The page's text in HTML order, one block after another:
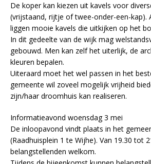
De koper kan kiezen uit kavels voor
(vrijstaand, rijtje of twee-onder-een-kap).
liggen mooie kavels die uitkijken op het
In dit gedeelte van de wijk mag
gebouwd. Men kan zelf het uiterlijk, de
kleuren bepalen.
Uiteraard moet het wel passen in het
gemeente wil zoveel mogelijk vrijheid
zijn/haar droomhuis kan realiseren.
Informatieavond woensdag 3 mei
De inloopavond vindt plaats in het
(Raadhuisplein 1 te Wijhe). Van 19.30 tot
belangstellenden welkom.